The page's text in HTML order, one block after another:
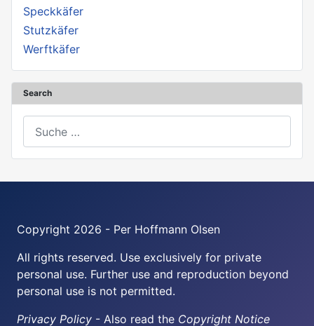
Speckkäfer
Stutzkäfer
Werftkäfer
Search
Copyright 2026 - Per Hoffmann Olsen
All rights reserved. Use exclusively for private
personal use. Further use and reproduction beyond
personal use is not permitted.
Privacy Policy - Also read the Copyright Notice